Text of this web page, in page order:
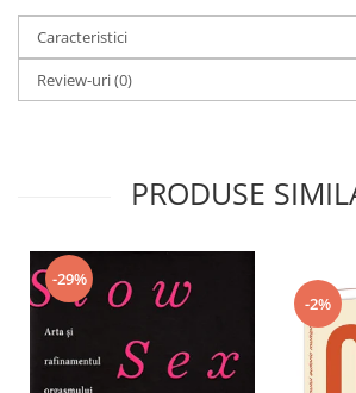
Caracteristici
Review-uri(0)
PRODUSE
-29%
-2%